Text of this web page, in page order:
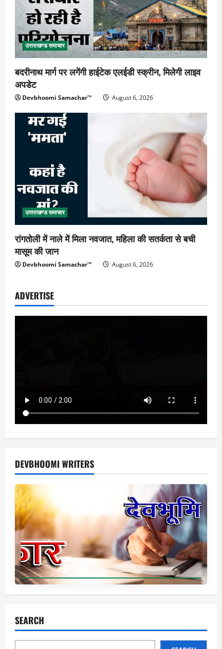
उत्तराखण्ड समाचार
बदरीनाथ मार्ग पर लगेंगी हाईटेक एलईडी स्क्रीन, मिलेगी लाइव
अपडेट
Devbhoomi Samachar™ August 6, 2026
उत्तराखण्ड समाचार
रांगतोली में नाले में मिला नवजात, महिला की सतर्कता से बची
मासूम की जान
Devbhoomi Samachar™ August 6, 2026
ADVERTISE
DEVBHOOMI WRITERS
SEARCH